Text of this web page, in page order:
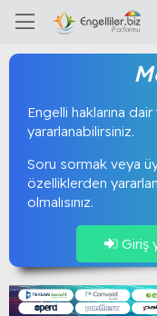
Engelli haklarına
yararlanabilirsiniz.
Soru sormak veya
özelliklerden
olmalısınız.
Giriş